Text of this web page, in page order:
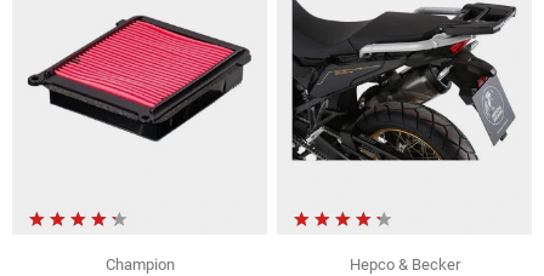
Champion
Hepco & Becker